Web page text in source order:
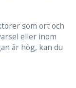
som ort och
eller inom
är hög, kan du